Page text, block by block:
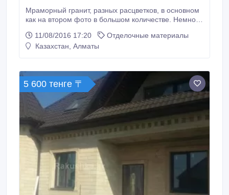
Мраморный гранит, разных расцветков, в основном
как на втором фото в большом количестве. Немного
узнавайте по телефону..
11/08/2016 17:20
Отделочные материалы
Казахстан, Алматы
5 600 тенге 〒